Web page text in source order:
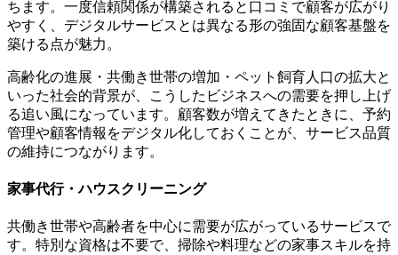
ちます。一度信頼関係が構築されると口コミで顧客が広がり
やすく、デジタルサービスとは異なる形の強固な顧客基盤を
築ける点が魅力。
高齢化の進展・共働き世帯の増加・ペット飼育人口の拡大と
いった社会的背景が、こうしたビジネスへの需要を押し上げ
る追い風になっています。顧客数が増えてきたときに、予約
管理や顧客情報をデジタル化しておくことが、サービス品質
の維持につながります。
家事代行・ハウスクリーニング
共働き世帯や高齢者を中心に需要が広がっているサービスで
す。特別な資格は不要で、掃除や料理などの家事スキルを持